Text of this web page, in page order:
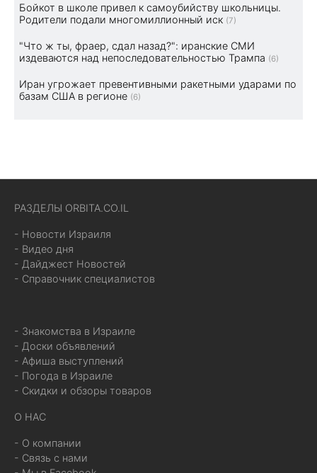
Бойкот в школе привел к самоубийству школьницы.
Родители подали многомиллионный иск (7)
"Что ж ты, фраер, сдал назад?": иранские СМИ
издеваются над непоследовательностью Трампа (6)
Иран угрожает превентивными ракетными ударами по
базам США в регионе (6)
РАЗДЕЛЫ ORBITA.CO.IL
- Новости Израиля
- Видео дня
- Дайджест Новостей
- Справочник специалистов
- Знакомства в Израиле
- Доски объявлений
- Афиша выступлений
- Погода в Израиле
- Скидки и обзоры товаров
О НАС
- О компании
- Связь с нами